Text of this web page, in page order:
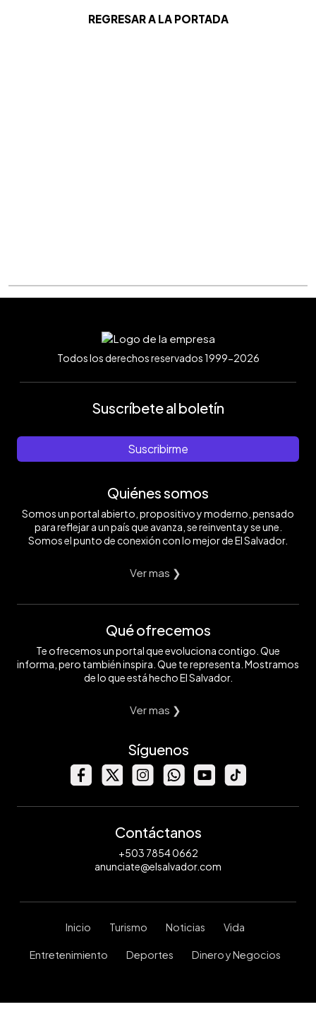
REGRESAR A LA PORTADA
Todos los derechos reservados 1999-2026
Suscríbete al boletín
Suscribirme
Quiénes somos
Somos un portal abierto, propositivo y moderno, pensado
para reflejar a un país que avanza, se reinventa y se une.
Somos el punto de conexión con lo mejor de El Salvador.
Ver mas ❯
Qué ofrecemos
Te ofrecemos un portal que evoluciona contigo. Que
informa, pero también inspira. Que te representa. Mostramos
de lo que está hecho El Salvador.
Ver mas ❯
Síguenos
Contáctanos
+503 7854 0662
anunciate@elsalvador.com
Inicio Turismo Noticias Vida
Entretenimiento Deportes Dinero y Negocios